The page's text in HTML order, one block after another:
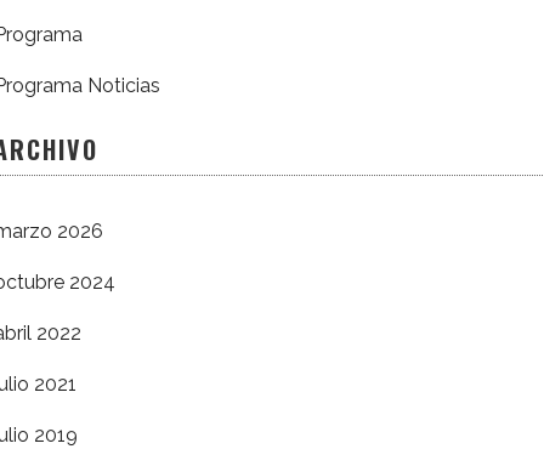
Noticias
2026
2024
2022
2021
2019